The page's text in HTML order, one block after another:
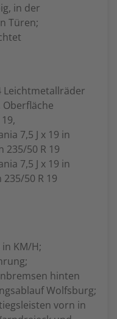
in der
Türen;
Leichtmetallräder
Oberfläche
7,5 J x 19 in
235/50 R 19
7,5 J x 19 in
50 R 19
KM/H;
hinten
Wolfsburg;
vorn in